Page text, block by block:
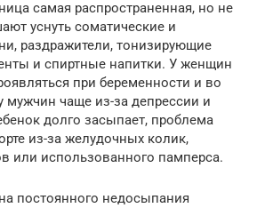
самая распространенная, но не
уснуть соматические и
раздражители, тонизирующие
и спиртные напитки. У женщин
при беременности и во
мужчин чаще из-за депрессии и
долго засыпает, проблема
из-за желудочных колик,
или использованного памперса.
постоянного недосыпания